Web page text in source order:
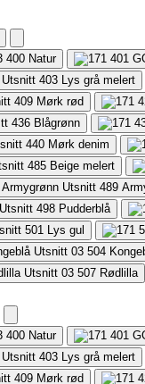
400 Natur
403 Lys grå melert
409 Mørk rød
436 Blågrønn
440 Mørk denim
485 Beige melert
489
498 Pudderblå
501 Lys gul
504
507 Rødlilla
400 Natur
403 Lys grå melert
409 Mørk rød